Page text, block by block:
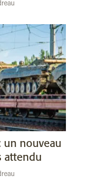
nouveau
attendu